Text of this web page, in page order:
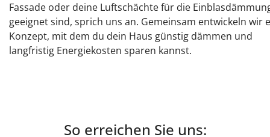
Fassade oder deine Luftschächte für die
geeignet sind, sprich uns an. Gemeinsam entwickeln wir
Konzept, mit dem du dein Haus günstig dämmen und
langfristig Energiekosten sparen kannst.
So erreichen Sie uns: